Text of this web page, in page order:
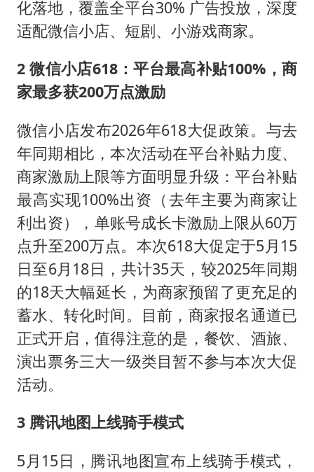
化落地，覆盖全平台30% 广告投放，深度
适配微信小店、短剧、小游戏商家。
2 微信小店618：平台最高补贴100%，商
家最多获200万点激励
微信小店发布2026年618大促政策。与去
年同期相比，本次活动在平台补贴力度、
商家激励上限等方面明显升级：平台补贴
最高实现100%出资（去年主要为商家让
利出资），单账号成长卡激励上限从60万
点升至200万点。本次618大促定于5月15
日至6月18日，共计35天，较2025年同期
的18天大幅延长，为商家预留了更充足的
蓄水、转化时间。目前，商家报名通道已
正式开启，值得注意的是，餐饮、酒旅、
演出票务三大一级类目暂不参与本次大促
活动。
3 腾讯地图上线骑手模式
5月15日，腾讯地图宣布上线骑手模式，